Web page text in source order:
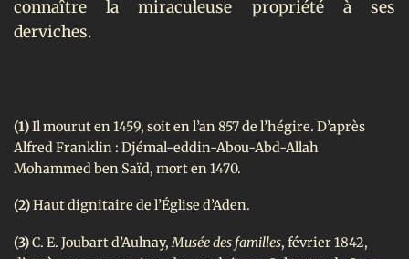
connaître la miraculeuse propriété à ses
derviches.
(1)Il mourut en 1459, soit en l’an 857 de l’hégire. D’après
Alfred Franklin : Djémal-eddin-Abou-Abd-Allah
Mohammed ben Saïd, mort en 1470.
(2)Haut dignitaire de l’Église d’Aden.
(3)C. E. Joubart d’Aulnay,Musée des familles, février 1842,